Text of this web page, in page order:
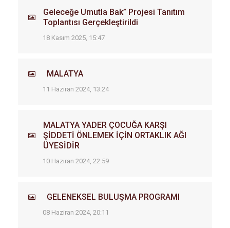
Geleceğe Umutla Bak” Projesi Tanıtım
Toplantısı Gerçekleştirildi
18 Kasım 2025, 15:47
MALATYA
11 Haziran 2024, 13:24
MALATYA YADER ÇOCUĞA KARŞI
ŞİDDETİ ÖNLEMEK İÇİN ORTAKLIK AĞI
ÜYESİDİR
10 Haziran 2024, 22:59
GELENEKSEL BULUŞMA PROGRAMI
08 Haziran 2024, 20:11